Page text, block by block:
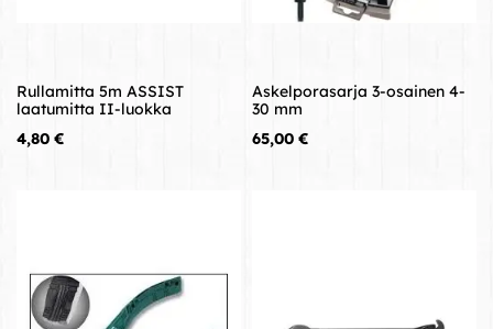
Rullamitta 5m ASSIST
laatumitta II-luokka
Hinta
4,80 €
Askelporasarja 3-osainen 4-
30 mm
Hinta
65,00 €